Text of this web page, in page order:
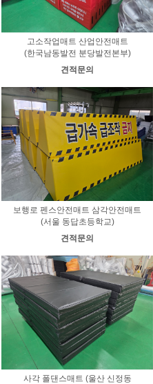
고소작업매트 산업안전매트
(한국남동발전 분당발전본부)
견적문의
보행로 펜스안전매트 삼각안전매트
(서울 동답초등학교)
견적문의
사각 폴댄스매트 (울산 신정동